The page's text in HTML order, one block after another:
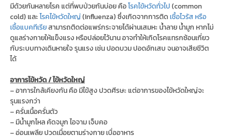
มีด้วยกันหลายโรค แต่ที่พบป่วยกันบ่อย คือโรคไข้หวัดทั่วไป (common
cold) และ โรคไข้หวัดใหญ่ (Influenza) ซึ่งเกิดจากการติด เชื้อไวรัส หรือ
เชื้อแบคทีเรียสามารถติดต่อแพร่กระจายได้ผ่านเสมหะ น้ำลาย น้ำมูก หากไม่
ดูแลร่างกายให้แข็งแรง หรือปล่อยไว้นาน อาจทำให้เกิดโรคแทรกซ้อนเกี่ยว
กับระบบทางเดินหายใจ รุนแรง เช่น ปอดบวม ปอดอักเสบ จนอาจเสียชีวิต
ได้
อาการไข้หวัด / ไข้หวัดใหญ่
– อาการใกล้เคียงกัน คือ มีไข้สูง ปวดศีรษะ แต่อาการของไข้หวัดใหญ่จะ
รุนแรงกว่า
– ครั่นเนื้อครั่นตัว
– มีน้ำมูกไหล ค้ดจมูก ไอจาม เจ็บคอ
– อ่อนเพลีย ปวดเมื่อยตามร่างกาย เบื่ออาหาร